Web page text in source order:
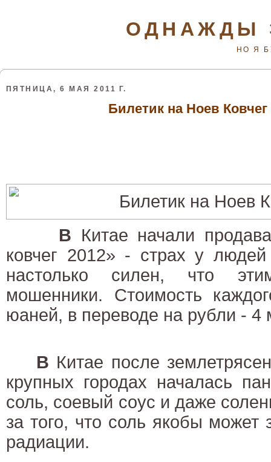
ОДНАЖДЫ
НО Я
ПЯТНИЦА, 6 МАЯ 2011 Г.
Билетик на Ноев
В Китае начали
ковчег 2012» - страх у
настолько силен, что
мошенники. Стоимость
юаней, в переводе на рубли - 4
В Китае после
крупных городах началась
соль, соевый соус и даже
за того, что соль якобы может
радиации.